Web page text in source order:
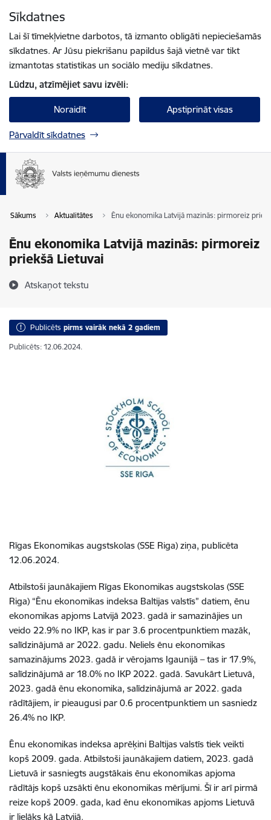
Sīkdatnes
Lai šī tīmekļvietne darbotos, tā izmanto obligāti nepieciešamās
sīkdatnes. Ar Jūsu piekrišanu papildus šajā vietnē var tikt
izmantotas statistikas un sociālo mediju sīkdatnes.
Lūdzu, atzīmējiet savu izvēli:
Noraidīt Apstiprināt visas
Pārvaldīt sīkdatnes
Sākums Aktualitātes Ēnu ekonomika Latvijā mazinās: pirmoreiz
Ēnu ekonomika Latvijā mazinās: pirmoreiz
priekšā Lietuvai
Atskaņot tekstu
Publicēts pirms vairāk nekā 2 gadiem
Publicēts: 12.06.2024.
Rīgas Ekonomikas augstskolas (SSE Riga) ziņa, publicēta
12.06.2024.
Atbilstoši jaunākajiem Rīgas Ekonomikas augstskolas (SSE
Riga) “Ēnu ekonomikas indeksa Baltijas valstīs” datiem, ēnu
ekonomikas apjoms Latvijā 2023. gadā ir samazinājies un
veido 22.9% no IKP, kas ir par 3.6 procentpunktiem mazāk,
salīdzinājumā ar 2022. gadu. Neliels ēnu ekonomikas
samazinājums 2023. gadā ir vērojams Igaunijā – tas ir 17.9%,
salīdzinājumā ar 18.0% no IKP 2022. gadā. Savukārt Lietuvā,
2023. gadā ēnu ekonomika, salīdzinājumā ar 2022. gada
rādītājiem, ir pieaugusi par 0.6 procentpunktiem un sasniedz
26.4% no IKP.
Ēnu ekonomikas indeksa aprēķini Baltijas valstīs tiek veikti
kopš 2009. gada. Atbilstoši jaunākajiem datiem, 2023. gadā
Lietuvā ir sasniegts augstākais ēnu ekonomikas apjoma
rādītājs kopš uzsākti ēnu ekonomikas mērījumi. Šī ir arī pirmā
reize kopš 2009. gada, kad ēnu ekonomikas apjoms Lietuvā
ir lielāks kā Latvijā.